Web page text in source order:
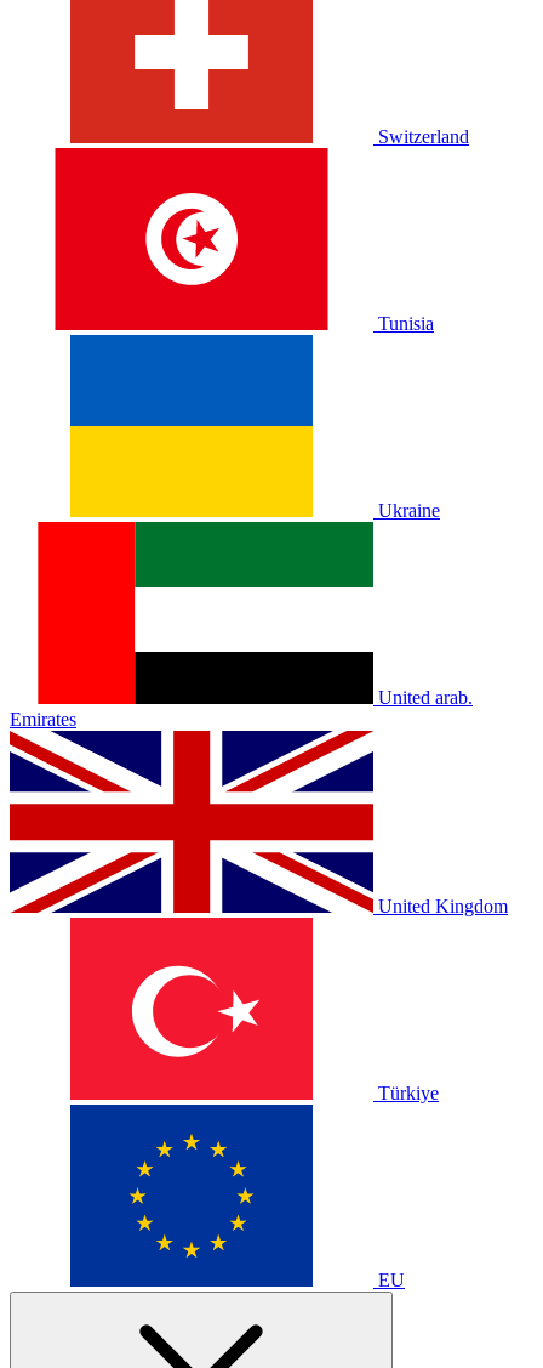
Switzerland
Tunisia
Ukraine
United arab.
Emirates
United Kingdom
Türkiye
EU